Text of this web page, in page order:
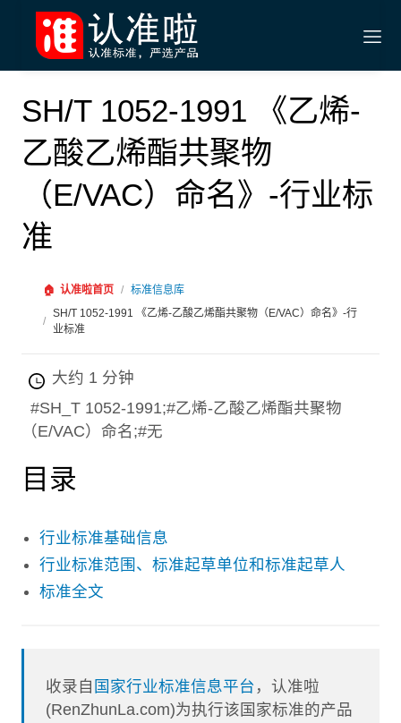
SH/T 1052-1991 《乙烯-
乙酸乙烯酯共聚物
（E/VAC）命名》-行业标
准
🏠 认准啦首页 / 标准信息库
/
SH/T 1052-1991 《乙烯-乙酸乙烯酯共聚物（E/VAC）命名》-行
业标准
大约 1 分钟
#SH_T 1052-1991;#乙烯-乙酸乙烯酯共聚物
（E/VAC）命名;#无
目录
行业标准基础信息
行业标准范围、标准起草单位和标准起草人
标准全文
收录自 国家行业标准信息平台 ，认准啦
(RenZhunLa.com)为执行该国家标准的产品